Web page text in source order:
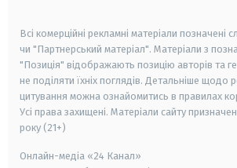
Всі комерційні рекламні матеріали позначені
чи "Партнерський матеріал". Матеріали з
"Позиція" відображають позицію авторів та
не поділяти їхніх поглядів. Детальніше щодо
цитування можна ознайомитись в правилах
Усі права захищені. Матеріали сайту
року (21+)
Онлайн-медіа «24 Канал»